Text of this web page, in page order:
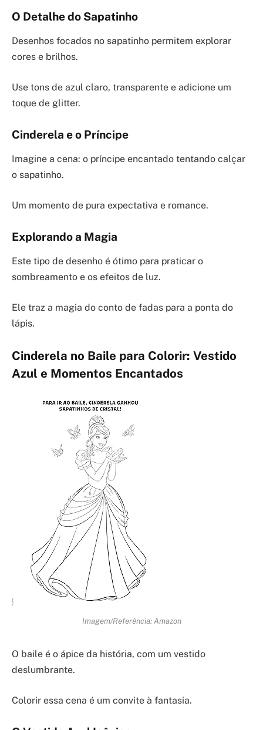
O Detalhe do Sapatinho
Desenhos focados no sapatinho permitem explorar
cores e brilhos.
Use tons de azul claro, transparente e adicione um
toque de glitter.
Cinderela e o Príncipe
Imagine a cena: o príncipe encantado tentando calçar
o sapatinho.
Um momento de pura expectativa e romance.
Explorando a Magia
Este tipo de desenho é ótimo para praticar o
sombreamento e os efeitos de luz.
Ele traz a magia do conto de fadas para a ponta do
lápis.
Cinderela no Baile para Colorir: Vestido
Azul e Momentos Encantados
Imagem/Referência: Amazon
O baile é o ápice da história, com um vestido
deslumbrante.
Colorir essa cena é um convite à fantasia.